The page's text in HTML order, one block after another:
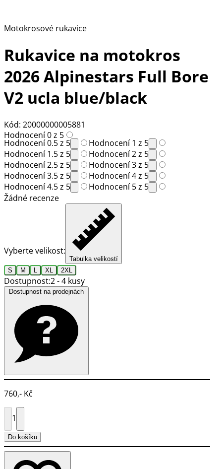
Motokrosové rukavice
Rukavice na motokros
2026 Alpinestars Full Bore
V2 ucla blue/black
Kód: 20000000005881
Hodnocení 0 z 5
Hodnocení 0.5 z 5
Hodnocení 1 z 5
Hodnocení 1.5 z 5
Hodnocení 2 z 5
Hodnocení 2.5 z 5
Hodnocení 3 z 5
Hodnocení 3.5 z 5
Hodnocení 4 z 5
Hodnocení 4.5 z 5
Hodnocení 5 z 5
Žádné recenze
Vyberte velikost:
Tabulka velikostí
S
M XL 2XL
Dostupnost:2 - 4 kusy
760,- Kč
1
Do košíku